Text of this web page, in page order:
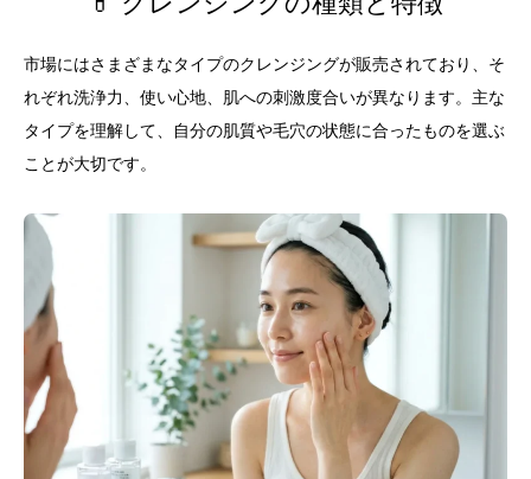
市場にはさまざまなタイプのクレンジングが販売されており、そ
れぞれ洗浄力、使い心地、肌への刺激度合いが異なります。主な
タイプを理解して、自分の肌質や毛穴の状態に合ったものを選ぶ
ことが大切です。